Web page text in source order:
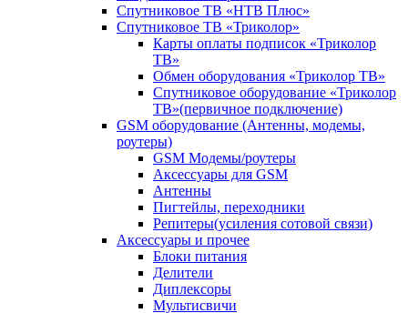
Спутниковое ТВ «НТВ Плюс»
Спутниковое ТВ «Триколор»
Карты оплаты подписок «Триколор
ТВ»
Обмен оборудования «Триколор ТВ»
Спутниковое оборудование «Триколор
ТВ»(первичное подключение)
GSM оборудование (Антенны, модемы,
роутеры)
GSM Модемы/роутеры
Аксессуары для GSM
Антенны
Пигтейлы, переходники
Репитеры(усиления сотовой связи)
Аксессуары и прочее
Блоки питания
Делители
Диплексоры
Мультисвичи